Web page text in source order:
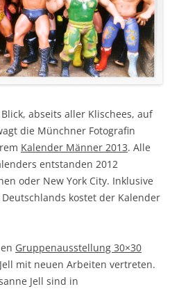
abseits aller Klischees, auf
die Münchner Fotografin
Kalender Männer 2013. Alle
entstanden 2012
oder New York City. Inklusive
kostet der Kalender
Gruppenausstellung 30×30
mit neuen Arbeiten vertreten.
Jell sind in